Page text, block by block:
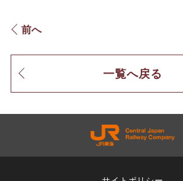
前へ
一覧へ戻る